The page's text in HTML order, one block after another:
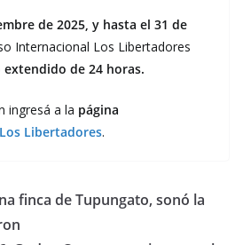
de 2025, y hasta el 31 de
Internacional Los Libertadores
de 24 horas.
ingresá a la página
Libertadores.
finca de Tupungato, sonó la